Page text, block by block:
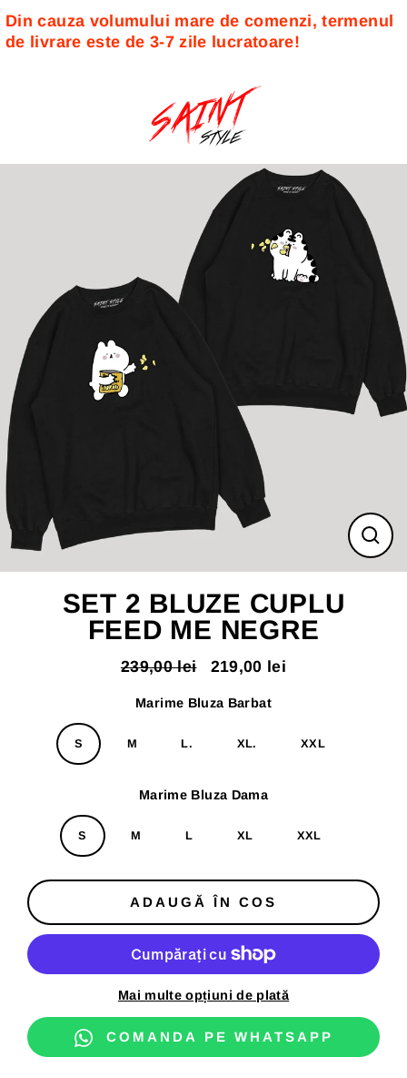
Din cauza volumului mare de comenzi, termenul
de livrare este de 3-7 zile lucratoare!
SET 2 BLUZE CUPLU
FEED ME NEGRE
Pret
239,00 lei Pret
219,00 lei
Marime Bluza Barbat
S M L. XL. XXL
Marime Bluza Dama
S M L XL XXL
ADAUGĂ ÎN COS
Mai multe opțiuni de plată
COMANDA PE WHATSAPP